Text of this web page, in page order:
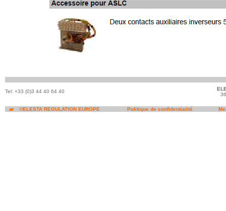
Tel: +33 (0)3 44 40 64 40
©ELESTA REGULATION EUROPE Politique de confidentialité